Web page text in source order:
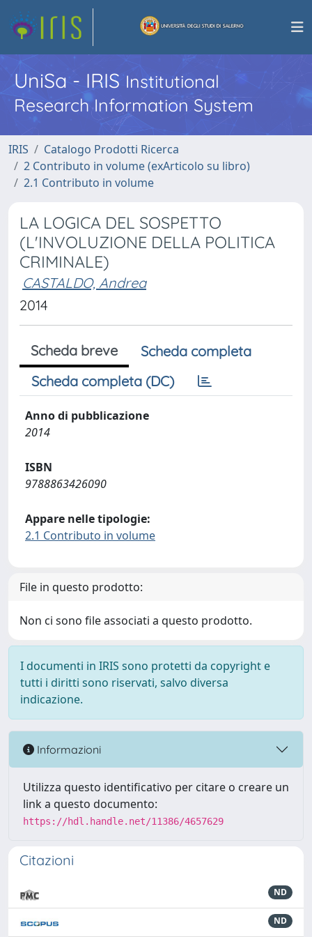
UniSa - IRISInstitutional
Research Information System
IRIS
Catalogo Prodotti Ricerca
2 Contributo in volume (exArticolo su libro)
2.1 Contributo in volume
LA LOGICA DEL SOSPETTO
(L'INVOLUZIONE DELLA POLITICA
CRIMINALE)
CASTALDO, Andrea
2014
Scheda breve
Scheda completa
Scheda completa (DC)
Anno di pubblicazione
2014
ISBN
9788863426090
Appare nelle tipologie:
2.1 Contributo in volume
File in questo prodotto:
Non ci sono file associati a questo prodotto.
I documenti in IRIS sono protetti da copyright e
tutti i diritti sono riservati, salvo diversa
indicazione.
Informazioni
Utilizza questo identificativo per citare o creare un
link a questo documento:
https://hdl.handle.net/11386/4657629
Citazioni
ND
ND